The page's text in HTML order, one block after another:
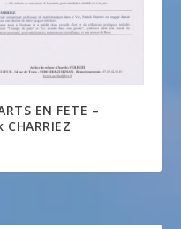
EN FETE –
CHARRIEZ